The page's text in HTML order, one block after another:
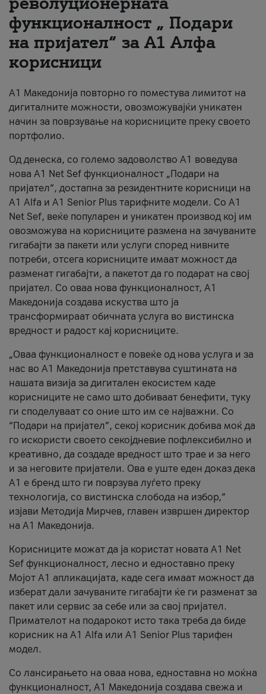
За нас
#ПодобарОнлајн
функционалност „ Подари
на пријател“ за А1 Алфа
корисници
А1 Македонија повторно го поместува лимитот на
дигиталните можности, овозможувајќи уникатен
начин за поврзување на корисниците преку своето
портфолио.
Од денеска, со големо задоволство А1 воведува
нова A1 Net Sef функционалност „Подари на
пријател“, достапна за резидентните корисници на
А1 Alfa и A1 Senior Plus тарифните модели. Со A1
Net Sef, веќе популарен и уникатен производ кој им
овозможува на корисниците размена на зачуваните
гигабајти за пакети или услуги според нивните
потреби, отсега корисниците имаат можност да
разменат гигабајти, а пакетот да го подарат на свој
пријател. Со оваа нова функционалност, А1
Македонија создава искуства што ја
трансформираат обичната услуга во вистинска
вредност и радост кај корисниците.
„Оваа функционалност е повеќе од нова услуга и за
нас во А1 Македонија претставува суштината на
нашата визија за дигитален екосистем каде
корисниците не само што добиваат бенефити, туку
ги споделуваат со оние што им се најважни. Со
“Подари на пријател”, секој корисник добива моќ да
го искористи своето секојдневие пофлексибилно и
креативно, да создаде вредност што трае и за него
и за неговите пријатели. Ова е уште еден доказ дека
А1 е бренд што ги поврзува луѓето преку
технологија, со вистинска слобода на избор,“
изјави Методија Мирчев, главен извршен директор
на А1 Македонија.
Корисниците можат да ја користат новата А1 Net
Sef функционалност, лесно и едноставно преку
Мојот А1 апликацијата, каде сега имаат можност да
изберат дали зачуваните гигабајти ќе ги разменат за
пакет или сервис за себе или за свој пријател.
Примателот на подарокот исто така треба да биде
корисник на А1 Alfa или A1 Senior Plus тарифен
модел.
Со лансирањето на оваа нова, едноставна но моќна
функционалност, А1 Македонија создава свежа и